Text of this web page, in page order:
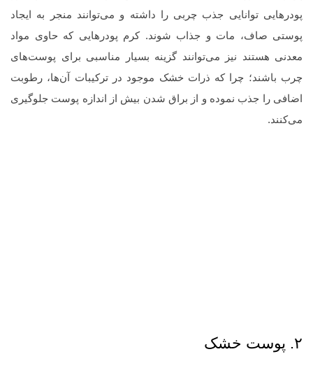
پودرهایی توانایی جذب چربی را داشته و می‌توانند منجر به ایجاد
پوستی صاف، مات و جذاب شوند. کرم پودرهایی که حاوی مواد
معدنی هستند نیز می‌توانند گزینه بسیار مناسبی برای پوست‌های
چرب باشند؛ چرا که ذرات خشک موجود در ترکیبات آن‌ها، رطوبت
اضافی را جذب نموده و از براق شدن بیش از اندازه پوست جلوگیری
می‌کنند.
۲. پوست خشک